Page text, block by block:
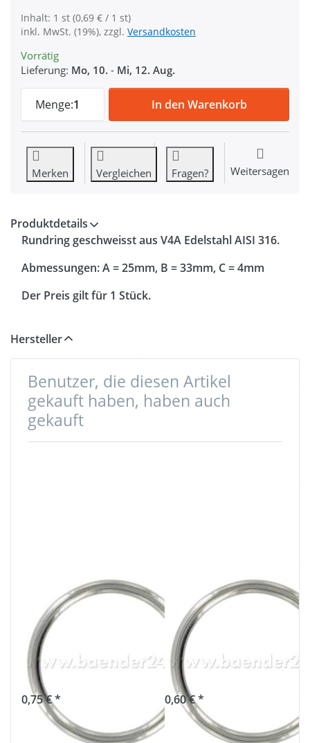
Inhalt: 1 st (0,69 € / 1 st)
inkl. MwSt. (19%), zzgl. Versandkosten
Vorrätig
Lieferung: Mo, 10. - Mi, 12. Aug.
Menge:1
25mm Rundring (Innenmaß) aus V4A
In den Warenkorb
Merken Vergleichen Fragen? Weitersagen
Produktdetails
Rundring geschweisst aus V4A Edelstahl AISI 316.
Abmessungen: A = 25mm, B = 33mm, C = 4mm
Der Preis gilt für 1 Stück.
Hersteller
Benutzer, die diesen Artikel
gekauft haben, haben auch
gekauft
30mm Rundring
(Innenmaß) aus
V4A Edelstahl,
geschweisst - 1
Stück
0,75 € *
20mm Rundring
(Innenmaß) aus
V4A Edelstahl -
3mm stark - 1
Stück
0,60 € *